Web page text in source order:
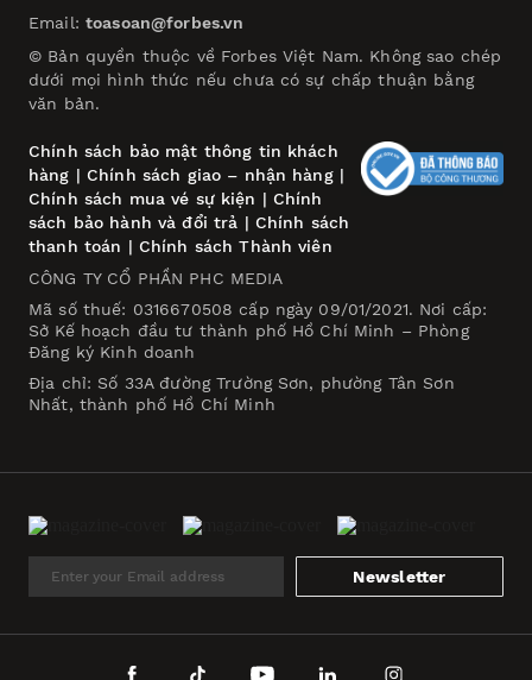
Email: toasoan@forbes.vn
© Bản quyền thuộc về Forbes Việt Nam. Không sao chép
dưới mọi hình thức nếu chưa có sự chấp thuận bằng
văn bản.
Chính sách bảo mật thông tin khách
hàng | Chính sách giao – nhận hàng|
Chính sách mua vé sự kiện | Chính
sách bảo hành và đổi trả | Chính sách
thanh toán | Chính sách Thành viên
CÔNG TY CỔ PHẦN PHC MEDIA
Mã số thuế: 0316670508 cấp ngày 09/01/2021. Nơi cấp:
Sở Kế hoạch đầu tư thành phố Hồ Chí Minh – Phòng
Đăng ký Kinh doanh
Địa chỉ: Số 33A đường Trường Sơn, phường Tân Sơn
Nhất, thành phố Hồ Chí Minh
Newsletter